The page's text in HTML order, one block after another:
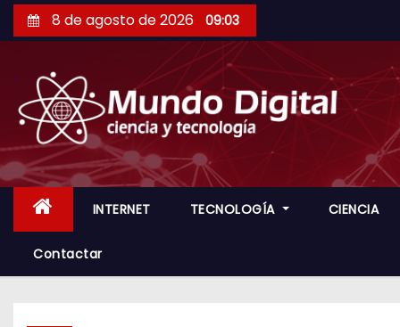
a
a
l
8 de agosto de 2026 09:03
INTERNET TECNOLOGÍA CIENCIA
Contactar